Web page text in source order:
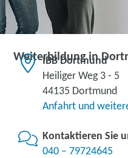
Weiterbildung in
IBB Dortmund
Heiliger Weg 3 - 5
44135 Dortmund
Anfahrt und
Kontaktieren Sie
040 – 79724645